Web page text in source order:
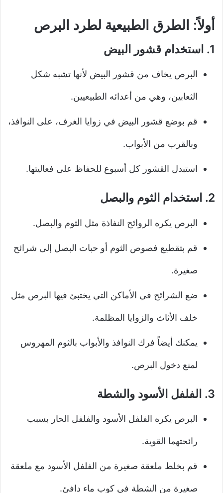
أولاً: الطرق الطبيعية لطرد البرص
1. استخدام قشور البيض
البرص يخاف من قشور البيض لأنها تشبه شكل
الثعابين، وهي من أعدائه الطبيعيين.
قم بوضع قشور البيض في زوايا الغرف، على النوافذ،
وبالقرب من الأبواب.
استبدل القشور كل أسبوع للحفاظ على فعاليتها.
2. استخدام الثوم والبصل
البرص يكره الروائح النفاذة مثل الثوم والبصل.
قم بتقطيع فصوص الثوم أو حبات البصل إلى شرائح
صغيرة.
ضع الشرائح في الأماكن التي يختبئ فيها البرص مثل
خلف الأثاث والزوايا المظلمة.
يمكنك أيضاً فرك النوافذ والأبواب بالثوم المهروس
لمنع دخول البرص.
3. الفلفل الأسود والشطة
البرص يكره الفلفل الأسود والفلفل الحار بسبب
رائحتهما القوية.
قم بخلط ملعقة صغيرة من الفلفل الأسود مع ملعقة
صغيرة من الشطة في كوب ماء دافئ.